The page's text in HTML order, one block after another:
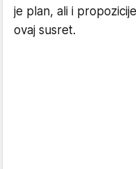
je plan, ali i
ovaj susret.